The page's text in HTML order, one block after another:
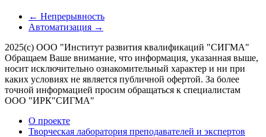
← Непрерывность
Автоматизация →
2025(с) ООО "Институт развития квалификаций "СИГМА"
Обращаем Ваше внимание, что информация, указанная выше,
носит исключительно ознакомительный характер и ни при
каких условиях не является публичной офертой. За более
точной информацией просим обращаться к специалистам
ООО "ИРК"СИГМА"
О проекте
Творческая лаборатория преподавателей и экспертов